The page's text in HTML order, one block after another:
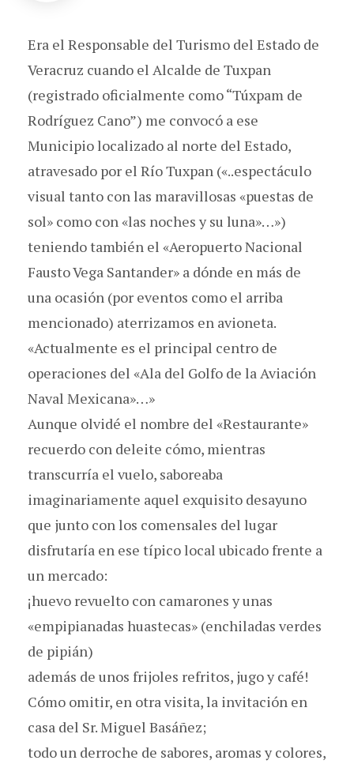
Era el Responsable del Turismo del Estado de
Veracruz cuando el Alcalde de Tuxpan
(registrado oficialmente como “Túxpam de
Rodríguez Cano”) me convocó a ese
Municipio localizado al norte del Estado,
atravesado por el Río Tuxpan («..espectáculo
visual tanto con las maravillosas «puestas de
sol» como con «las noches y su luna»…»)
teniendo también el «Aeropuerto Nacional
Fausto Vega Santander» a dónde en más de
una ocasión (por eventos como el arriba
mencionado) aterrizamos en avioneta.
«Actualmente es el principal centro de
operaciones del «Ala del Golfo de la Aviación
Naval Mexicana»…»
Aunque olvidé el nombre del «Restaurante»
recuerdo con deleite cómo, mientras
transcurría el vuelo, saboreaba
imaginariamente aquel exquisito desayuno
que junto con los comensales del lugar
disfrutaría en ese típico local ubicado frente a
un mercado:
¡huevo revuelto con camarones y unas
«empipianadas huastecas» (enchiladas verdes
de pipián)
además de unos frijoles refritos, jugo y café!
Cómo omitir, en otra visita, la invitación en
casa del Sr. Miguel Basáñez;
todo un derroche de sabores, aromas y colores,